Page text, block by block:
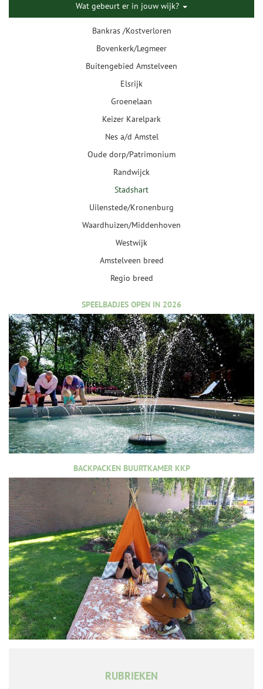
Wat gebeurt er in jouw wijk?
Bankras /Kostverloren
Bovenkerk/Legmeer
Buitengebied Amstelveen
Elsrijk
Groenelaan
Keizer Karelpark
Nes a/d Amstel
Oude dorp/Patrimonium
Randwijck
Stadshart
Uilenstede/Kronenburg
Waardhuizen/Middenhoven
Westwijk
Amstelveen breed
Regio breed
SPEELBADJES OPEN IN 2026
BACKPACKEN BUURTKAMER KKP
RUBRIEKEN